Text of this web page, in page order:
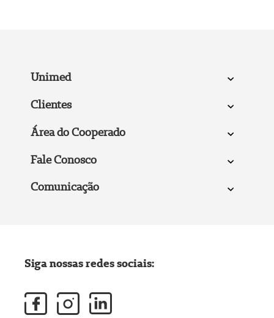
Unimed
Clientes
Área do Cooperado
Fale Conosco
Comunicação
Siga nossas redes sociais: